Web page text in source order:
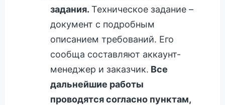
задания. Техническое задание –
документ с подробным
описанием требований. Его
сообща составляют аккаунт-
менеджер и заказчик. Все
дальнейшие работы
проводятся согласно пунктам,